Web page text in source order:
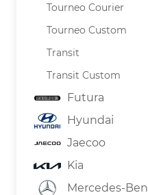
Tourneo Courier
Tourneo Custom
Transit
Transit Custom
Futura
Hyundai
Jaecoo
Kia
Mercedes-